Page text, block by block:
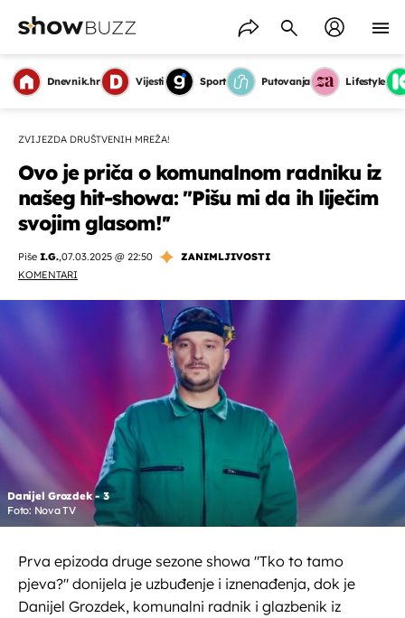
Dnevnik.hr Vijesti Sport Putovanja Lifestyle
ZVIJEZDA DRUŠTVENIH MREŽA!
Ovo je priča o komunalnom radniku iz
našeg hit-showa: ''Pišu mi da ih liječim
svojim glasom!''
Piše I.G.,07.03.2025 @ 22:50
ZANIMLJIVOSTI
KOMENTARI
Danijel Grozdek - 3
Foto: Nova TV
Prva epizoda druge sezone showa "Tko to tamo
pjeva?" donijela je uzbuđenje i iznenađenja, dok je
Danijel Grozdek, komunalni radnik i glazbenik iz
OMOGUĆI OBAVIJESTI